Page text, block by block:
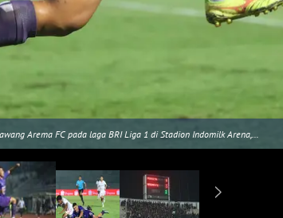
Arema FC pada laga BRI Liga 1 di Stadion Indomilk Arena,